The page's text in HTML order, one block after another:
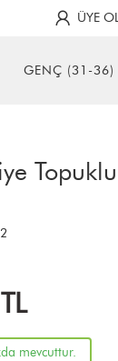
ÜYE
GENÇ (31-36)
TL
mevcuttur.